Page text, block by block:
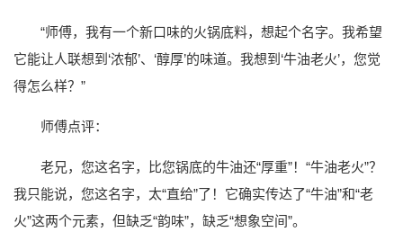
“师傅，我有一个新口味的火锅底料，想起个名字。我希望
它能让人联想到‘浓郁’、‘醇厚’的味道。我想到‘牛油老火’，您觉
得怎么样？”
师傅点评：
老兄，您这名字，比您锅底的牛油还“厚重”！“牛油老火”？
我只能说，您这名字，太“直给”了！它确实传达了“牛油”和“老
火”这两个元素，但缺乏“韵味”，缺乏“想象空间”。